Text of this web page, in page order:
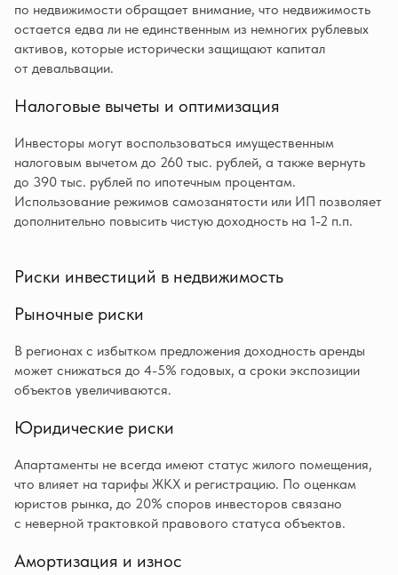
по недвижимости обращает внимание, что недвижимость
остается едва ли не единственным из немногих рублевых
активов, которые исторически защищают капитал
от девальвации.
Налоговые вычеты и оптимизация
Инвесторы могут воспользоваться имущественным
налоговым вычетом до 260 тыс. рублей, а также вернуть
до 390 тыс. рублей по ипотечным процентам.
Использование режимов самозанятости или ИП позволяет
дополнительно повысить чистую доходность на 1-2 п.п.
Риски инвестиций в недвижимость
Рыночные риски
В регионах с избытком предложения доходность аренды
может снижаться до 4-5% годовых, а сроки экспозиции
объектов увеличиваются.
Юридические риски
Апартаменты не всегда имеют статус жилого помещения,
что влияет на тарифы ЖКХ и регистрацию. По оценкам
юристов рынка, до 20% споров инвесторов связано
с неверной трактовкой правового статуса объектов.
Амортизация и износ